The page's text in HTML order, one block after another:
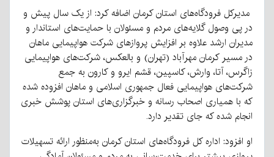
مدیرکل فرودگاه‌های استان کرمان اضافه کرد: از یک سال پیش و
در پی وصول گلایه‌های مردم و مسئولان با حمایت‌های استاندار و
مدیران ارشد علاوه بر افزایش پروازهای شرکت هواپیمایی ماهان
در مسیر کرمان مهرآباد (تهران) و بالعکس، شرکت‌های هواپیمایی
زاگرس، آتا، وارش، کاسپین، قشم ایرو و کارون به جمع
شرکت‌های هواپیمایی فعال جمهوری اسلامی و ماهان افزوده شده
که با همیاری اصحاب رسانه و خبرگزاری‌های استان پوشش خبری
انجام شده که جای تقدیر دارد.
او افزود: اداره کل فرودگاه‌های استان کرمان به‌منظور ارائه تسهیلات